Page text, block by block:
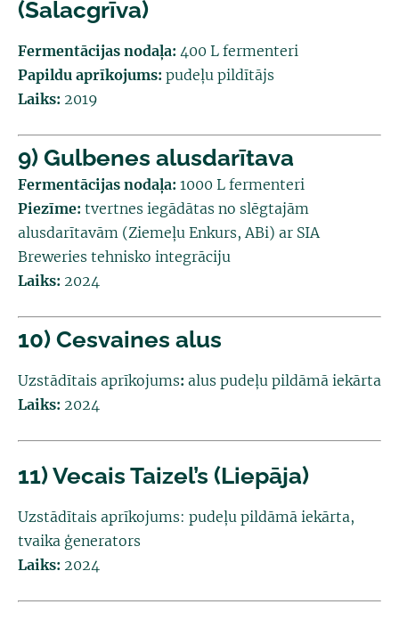
(Salacgrīva)
Fermentācijas nodaļa: 400 L fermenteri
Papildu aprīkojums: pudeļu pildītājs
Laiks: 2019
9) Gulbenes alusdarītava
Fermentācijas nodaļa: 1000 L fermenteri
Piezīme: tvertnes iegādātas no slēgtajām
alusdarītavām (Ziemeļu Enkurs, ABi) ar SIA
Breweries tehnisko integrāciju
Laiks: 2024
10) Cesvaines alus
Uzstādītais aprīkojums: alus pudeļu pildāmā iekārta
Laiks: 2024
11) Vecais Taizel’s (Liepāja)
Uzstādītais aprīkojums: pudeļu pildāmā iekārta,
tvaika ģenerators
Laiks: 2024